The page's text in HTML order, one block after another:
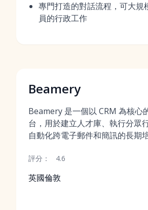
專門打造的對話流程，可大規
員的行政工作
Beamery
Beamery 是一個以 CRM 為核心
台，用於建立人才庫、執行分眾
自動化跨電子郵件和簡訊的長期培
評分： 4.6
英國倫敦